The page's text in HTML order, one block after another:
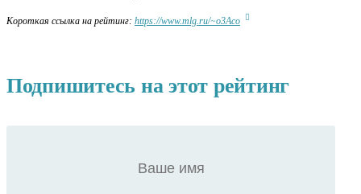
Короткая ссылка на рейтинг: https://www.mlg.ru/~o3Aco
Подпишитесь на этот рейтинг